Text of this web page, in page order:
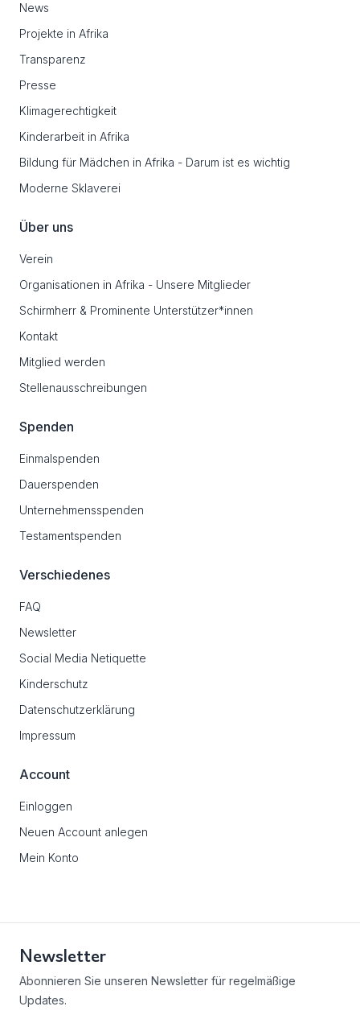
News
Projekte in Afrika
Transparenz
Presse
Klimagerechtigkeit
Kinderarbeit in Afrika
Bildung für Mädchen in Afrika - Darum ist es wichtig
Moderne Sklaverei
Über uns
Verein
Organisationen in Afrika - Unsere Mitglieder
Schirmherr & Prominente Unterstützer*innen
Kontakt
Mitglied werden
Stellenausschreibungen
Spenden
Einmalspenden
Dauerspenden
Unternehmensspenden
Testamentspenden
Verschiedenes
FAQ
Newsletter
Social Media Netiquette
Kinderschutz
Datenschutzerklärung
Impressum
Account
Einloggen
Neuen Account anlegen
Mein Konto
Newsletter
Abonnieren Sie unseren Newsletter für regelmäßige
Updates.